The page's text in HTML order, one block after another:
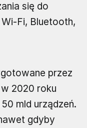
się do
Fi, Bluetooth,
przez
2020 roku
mld urządzeń.
gdyby